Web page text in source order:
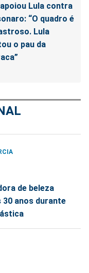
Lula contra
“O quadro é
Lula
o pau da
de beleza
30 anos durante